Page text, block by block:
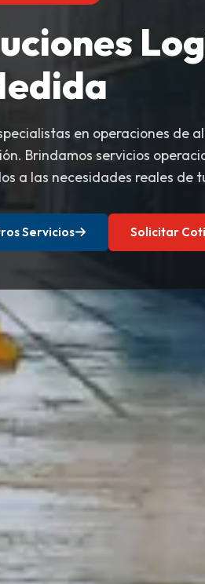
en operaciones de
Brindamos servicios
a las necesidades reales de
Servicios Solicitar